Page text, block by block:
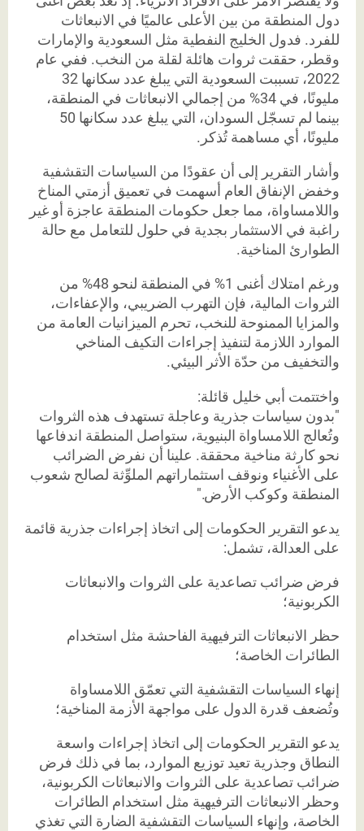
دول المنطقة من بين الأعلى عالميًا في الانبعاثات
للفرد. فدول الخليج النفطية مثل السعودية والإمارات
وقطر، حققت ثروات هائلة لقلة من النخب. ففي عام
2022، تسببت السعودية التي يبلغ عدد سكانها 32
مليونًا، في 34% من إجمالي الانبعاثات في المنطقة،
بينما لم تسجّل السودان، التي يبلغ عدد سكانها 50
مليونًا، أي مساهمة تُذكر.
وأشار التقرير إلى أن عقودًا من السياسات التقشفية
وخفض الإنفاق العام أسهمت في تعميق أزمتي المناخ
واللامساواة، مما جعل حكومات المنطقة عاجزة أو غير
راغبة في الاستثمار بجدية في حلول للتعامل مع حالة
الطوارئ المناخية.
ورغم امتلاك أغنى 1% في المنطقة لنحو 48% من
الثروات المالية، فإن التهرب الضريبي، والإعفاءات،
والمزايا الممنوحة للنخب، تحرم الميزانيات العامة من
الموارد اللازمة لتنفيذ إجراءات التكيف المناخي
والتخفيف من حدّة الأثر البيئي.
واختتمت أبي خليل قائلة:
"بدون سياسات جذرية وعاجلة تستهدف هذه الثروات
وتُعالج اللامساواة البنيوية، ستواصل المنطقة اندفاعها
نحو كارثة مناخية محققة. علينا أن نفرض الضرائب
على الأغنياء ونوقف استثماراتهم الملوِّثة لصالح شعوب
المنطقة وكوكب الأرض."
يدعو التقرير الحكومات إلى اتخاذ إجراءات جذرية قائمة
على العدالة، تشمل:
فرض ضرائب تصاعدية على الثروات والانبعاثات
الكربونية؛
حظر الانبعاثات الترفيهية الفاحشة مثل استخدام
الطائرات الخاصة؛
إنهاء السياسات التقشفية التي تعمّق اللامساواة
وتُضعف قدرة الدول على مواجهة الأزمة المناخية؛
يدعو التقرير الحكومات إلى اتخاذ إجراءات واسعة
النطاق وجذرية تعيد توزيع الموارد، بما في ذلك فرض
ضرائب تصاعدية على الثروات والانبعاثات الكربونية،
وحظر الانبعاثات الترفيهية مثل استخدام الطائرات
الخاصة، وإنهاء السياسات التقشفية الضارة التي تغذي